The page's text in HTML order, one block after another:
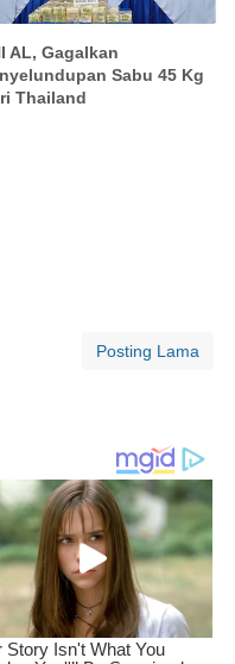
AL, Gagalkan
Sabu 45 Kg
Thailand
Posting Lama